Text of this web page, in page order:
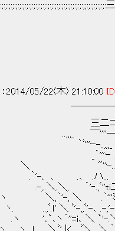
`
2014/05/22(木) 21:10:00
＝
''''―- ..二
.´ﾞ
..,,,、 .
｀ﾞ"'ｰ
.､ .ハ... ..｀''
.＼, ｀'‐.,ﾞ''ti
'-, ＼ .｀'''ﾐ;;ﾐ
'-,,ﾞ'-､ .-,'-,,.｀'ゞ．
''=i､ ＼ `'-.＼｀'-､